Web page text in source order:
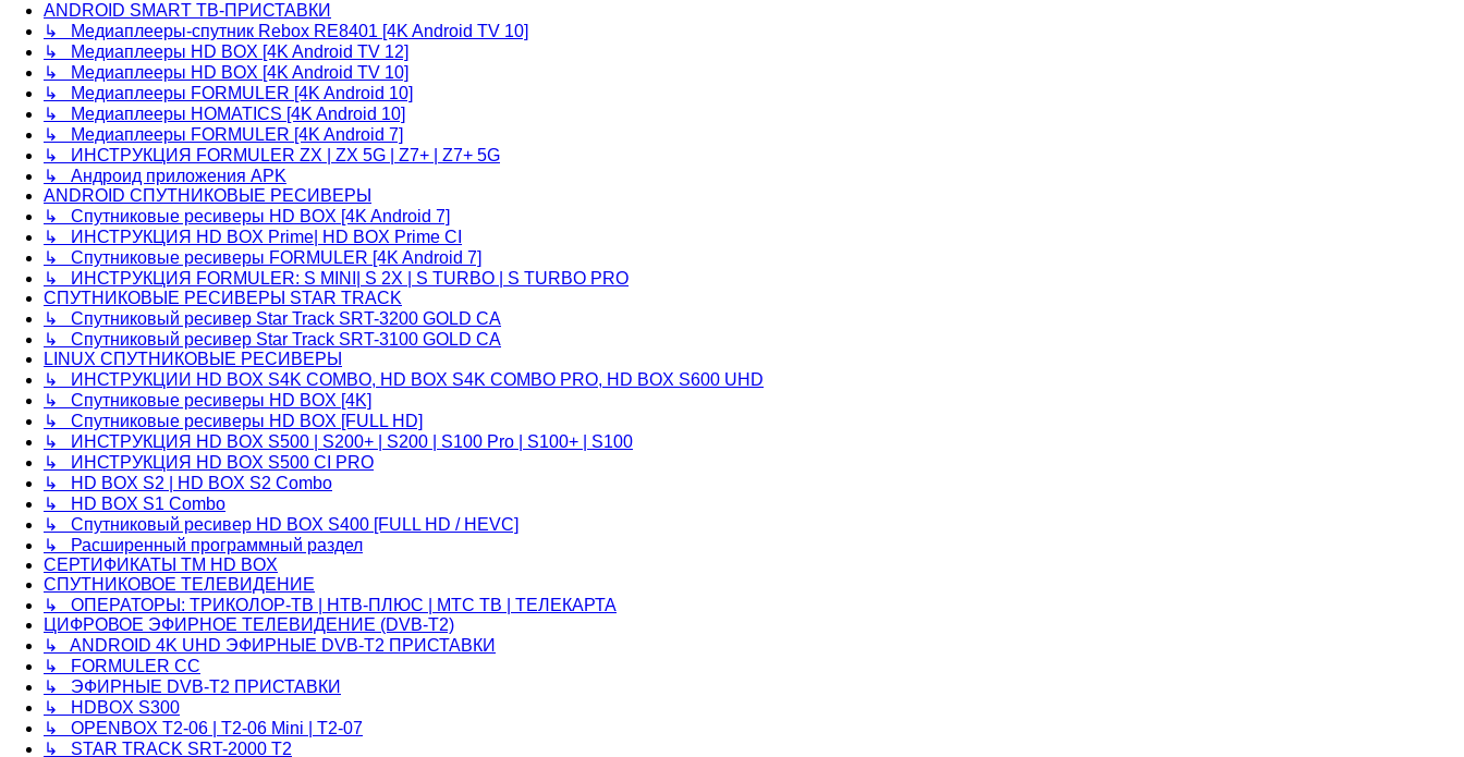
ANDROID SMART ТВ-ПРИСТАВКИ
↳ Медиаплееры-спутник Rebox RE8401 [4K Android TV 10]
↳ Медиаплееры HD BOX [4K Android TV 12]
↳ Медиаплееры HD BOX [4K Android TV 10]
↳ Медиаплееры FORMULER [4K Android 10]
↳ Медиаплееры HOMATICS [4K Android 10]
↳ Медиаплееры FORMULER [4K Android 7]
↳ ИНСТРУКЦИЯ FORMULER ZX | ZX 5G | Z7+ | Z7+ 5G
↳ Андроид приложения APK
ANDROID СПУТНИКОВЫЕ РЕСИВЕРЫ
↳ Спутниковые ресиверы HD BOX [4K Android 7]
↳ ИНСТРУКЦИЯ HD BOX Prime| HD BOX Prime CI
↳ Спутниковые ресиверы FORMULER [4K Android 7]
↳ ИНСТРУКЦИЯ FORMULER: S MINI| S 2X | S TURBO | S TURBO PRO
СПУТНИКОВЫЕ РЕСИВЕРЫ STAR TRACK
↳ Спутниковый ресивер Star Track SRT-3200 GOLD CA
↳ Спутниковый ресивер Star Track SRT-3100 GOLD CA
LINUX СПУТНИКОВЫЕ РЕСИВЕРЫ
↳ ИНСТРУКЦИИ HD BOX S4K COMBO, HD BOX S4K COMBO PRO, HD BOX S600 UHD
↳ Спутниковые ресиверы HD BOX [4K]
↳ Спутниковые ресиверы HD BOX [FULL HD]
↳ ИНСТРУКЦИЯ HD BOX S500 | S200+ | S200 | S100 Pro | S100+ | S100
↳ ИНСТРУКЦИЯ HD BOX S500 CI PRO
↳ HD BOX S2 | HD BOX S2 Combo
↳ HD BOX S1 Combo
↳ Спутниковый ресивер HD BOX S400 [FULL HD / HEVC]
↳ Расширенный программный раздел
СЕРТИФИКАТЫ TM HD BOX
СПУТНИКОВОЕ ТЕЛЕВИДЕНИЕ
↳ ОПЕРАТОРЫ: ТРИКОЛОР-ТВ | НТВ-ПЛЮС | МТС ТВ | ТЕЛЕКАРТА
ЦИФРОВОЕ ЭФИРНОЕ ТЕЛЕВИДЕНИЕ (DVB-T2)
↳ ANDROID 4K UHD ЭФИРНЫЕ DVB-T2 ПРИСТАВКИ
↳ FORMULER CC
↳ ЭФИРНЫЕ DVB-T2 ПРИСТАВКИ
↳ HDBOX S300
↳ OPENBOX T2-06 | T2-06 Mini | T2-07
↳ STAR TRACK SRT-2000 T2